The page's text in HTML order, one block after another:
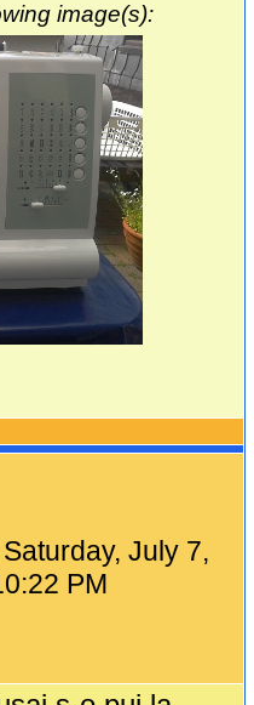
image(s):
Saturday, July 7,
PM